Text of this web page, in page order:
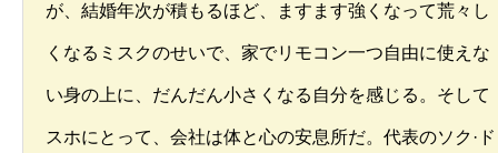
が、結婚年次が積もるほど、ますます強くなって荒々し
くなるミスクのせいで、家でリモコン一つ自由に使えな
い身の上に、だんだん小さくなる自分を感じる。そして
スホにとって、会社は体と心の安息所だ。代表のソク·ド